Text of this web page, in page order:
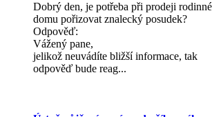
Dobrý den, je potřeba při prodeji
domu pořizovat znalecký posudek?
Odpověď:
Vážený pane,
jelikož neuvádíte bližší informace, tak
odpověď bude reag...